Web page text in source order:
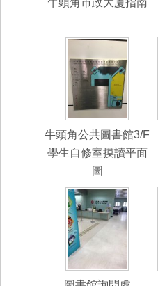
牛頭角公共圖書館3/F
學生自修室摸讀平面
圖